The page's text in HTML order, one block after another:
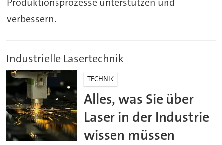
verbessern.
Industrielle Lasertechnik
TECHNIK
Alles, was Sie über
Laser in der Industrie
wissen müssen